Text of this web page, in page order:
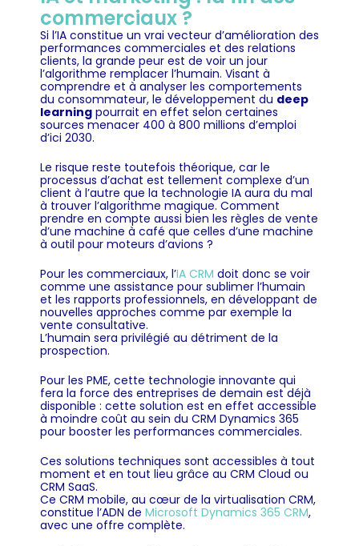
commerciaux ?
Si l’IA constitue un vrai vecteur d’amélioration des
performances commerciales et des relations
clients, la grande peur est de voir un jour
l’algorithme remplacer l’humain. Visant à
comprendre et à analyser les comportements
du consommateur, le développement du deep
learning pourrait en effet selon certaines
sources menacer 400 à 800 millions d’emploi
d’ici 2030.
Le risque reste toutefois théorique, car le
processus d’achat est tellement complexe d’un
client à l’autre que la technologie IA aura du mal
à trouver l’algorithme magique. Comment
prendre en compte aussi bien les règles de vente
d’une machine à café que celles d’une machine
à outil pour moteurs d’avions ?
Pour les commerciaux, l’IA CRM doit donc se voir
comme une assistance pour sublimer l’humain
et les rapports professionnels, en développant de
nouvelles approches comme par exemple la
vente consultative.
L’humain sera privilégié au détriment de la
prospection.
Pour les PME, cette technologie innovante qui
fera la force des entreprises de demain est déjà
disponible : cette solution est en effet accessible
à moindre coût au sein du CRM Dynamics 365
pour booster les performances commerciales.
Ces solutions techniques sont accessibles à tout
moment et en tout lieu grâce au CRM Cloud ou
CRM SaaS.
Ce CRM mobile, au cœur de la virtualisation CRM,
constitue l’ADN de Microsoft Dynamics 365 CRM,
avec une offre complète.